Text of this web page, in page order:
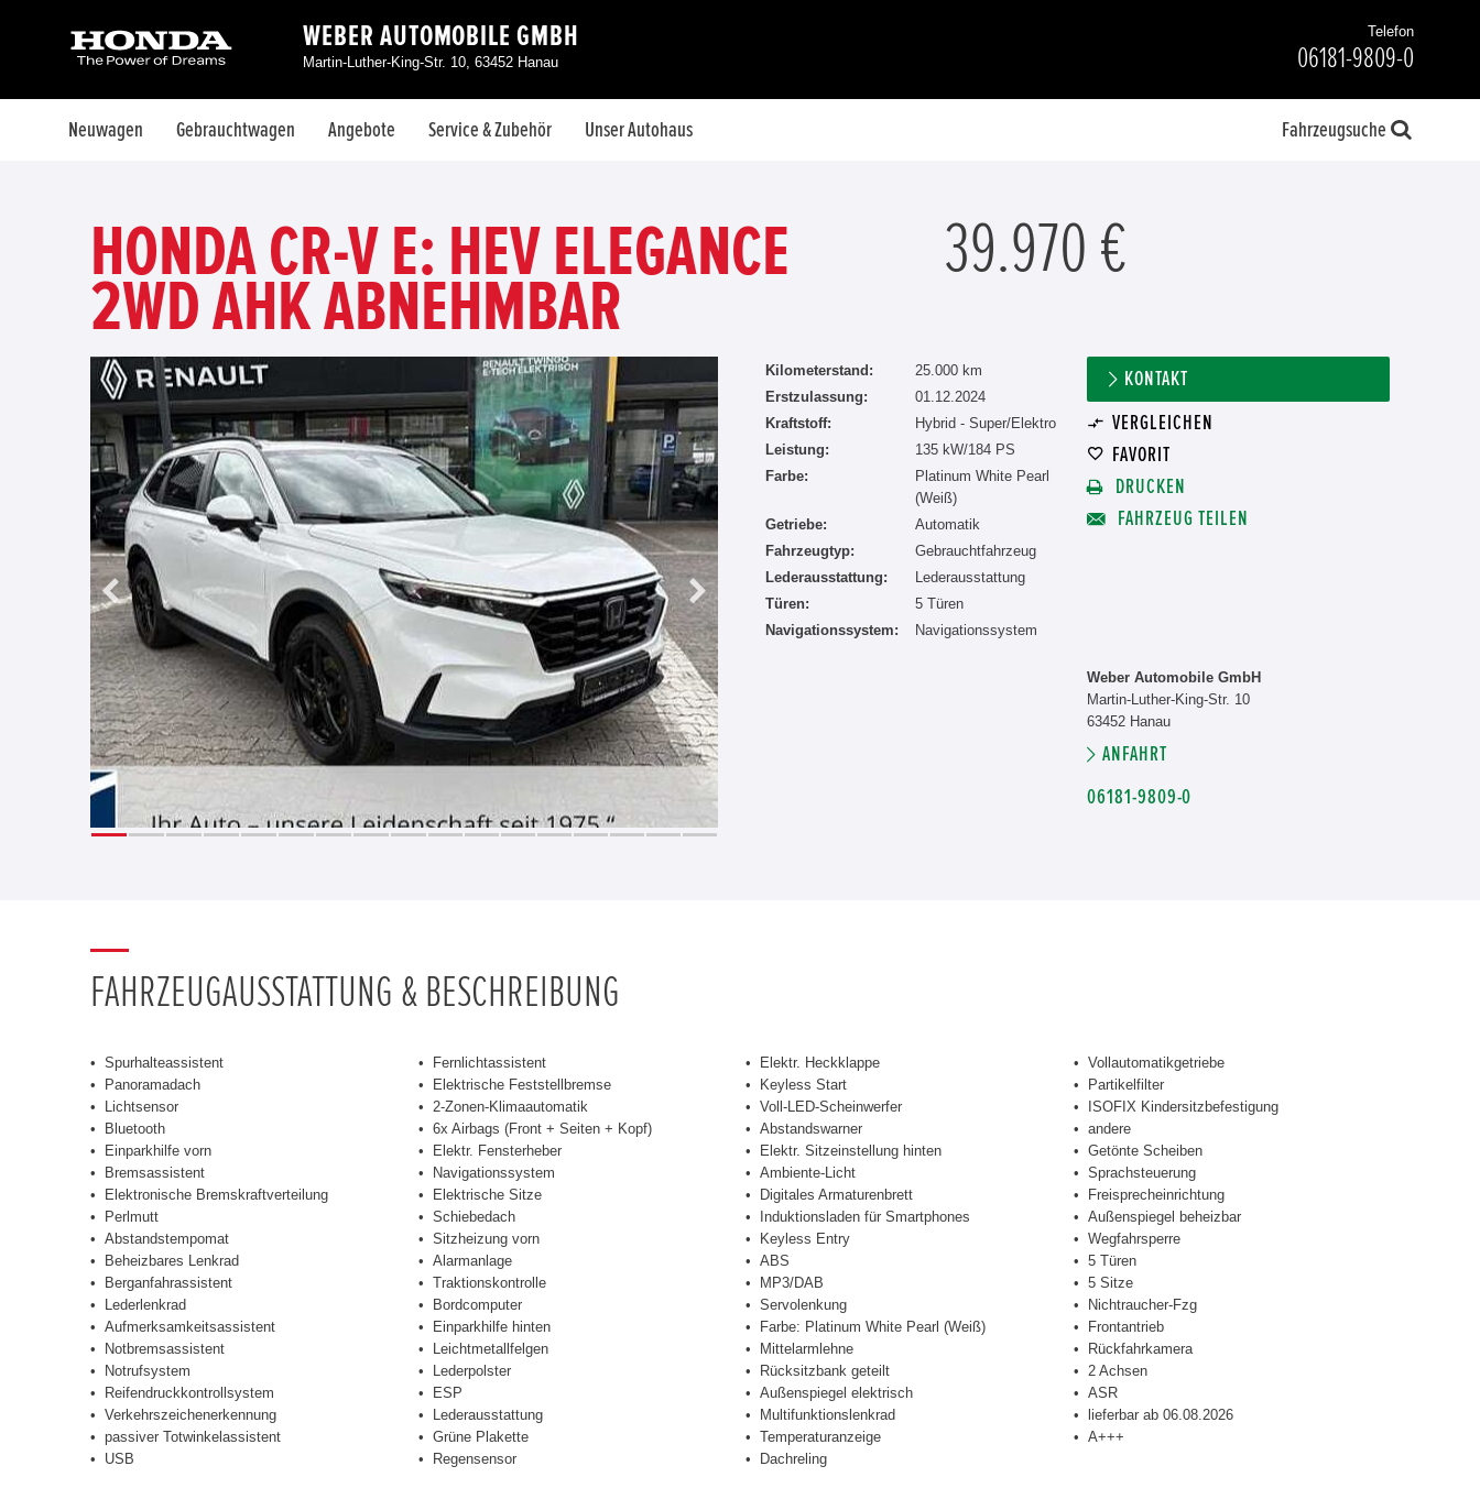
WEBER AUTOMOBILE GMBH
Martin-Luther-King-Str. 10, 63452 Hanau
Telefon
06181-9809-0
Neuwagen Gebrauchtwagen Angebote Service & Zubehör Unser Autohaus Fahrzeugsuche
HONDA CR-V E: HEV ELEGANCE
2WD AHK ABNEHMBAR
39.970 €
Kilometerstand:
25.000 km
Erstzulassung:
01.12.2024
Kraftstoff:
Hybrid - Super/Elektro
Leistung:
135 kW/184 PS
Farbe:
Platinum White Pearl
(Weiß)
Getriebe:
Automatik
Fahrzeugtyp:
Gebrauchtfahrzeug
Lederausstattung:
Lederausstattung
Türen:
5 Türen
Navigationssystem:
Navigationssystem
KONTAKT
VERGLEICHEN
FAVORIT
DRUCKEN
FAHRZEUG TEILEN
Weber Automobile GmbH
Martin-Luther-King-Str. 10
63452 Hanau
ANFAHRT
06181-9809-0
FAHRZEUGAUSSTATTUNG & BESCHREIBUNG
Spurhalteassistent
Panoramadach
Lichtsensor
Bluetooth
Einparkhilfe vorn
Bremsassistent
Elektronische Bremskraftverteilung
Perlmutt
Abstandstempomat
Beheizbares Lenkrad
Berganfahrassistent
Lederlenkrad
Aufmerksamkeitsassistent
Notbremsassistent
Notrufsystem
Reifendruckkontrollsystem
Verkehrszeichenerkennung
passiver Totwinkelassistent
USB
Fernlichtassistent
Elektrische Feststellbremse
2-Zonen-Klimaautomatik
6x Airbags (Front + Seiten + Kopf)
Elektr. Fensterheber
Navigationssystem
Elektrische Sitze
Schiebedach
Sitzheizung vorn
Alarmanlage
Traktionskontrolle
Bordcomputer
Einparkhilfe hinten
Leichtmetallfelgen
Lederpolster
ESP
Lederausstattung
Grüne Plakette
Regensensor
Elektr. Heckklappe
Keyless Start
Voll-LED-Scheinwerfer
Abstandswarner
Elektr. Sitzeinstellung hinten
Ambiente-Licht
Digitales Armaturenbrett
Induktionsladen für Smartphones
Keyless Entry
ABS
MP3/DAB
Servolenkung
Farbe: Platinum White Pearl (Weiß)
Mittelarmlehne
Rücksitzbank geteilt
Außenspiegel elektrisch
Multifunktionslenkrad
Temperaturanzeige
Dachreling
Vollautomatikgetriebe
Partikelfilter
ISOFIX Kindersitzbefestigung
andere
Getönte Scheiben
Sprachsteuerung
Freisprecheinrichtung
Außenspiegel beheizbar
Wegfahrsperre
5 Türen
5 Sitze
Nichtraucher-Fzg
Frontantrieb
Rückfahrkamera
2 Achsen
ASR
lieferbar ab 06.08.2026
A+++